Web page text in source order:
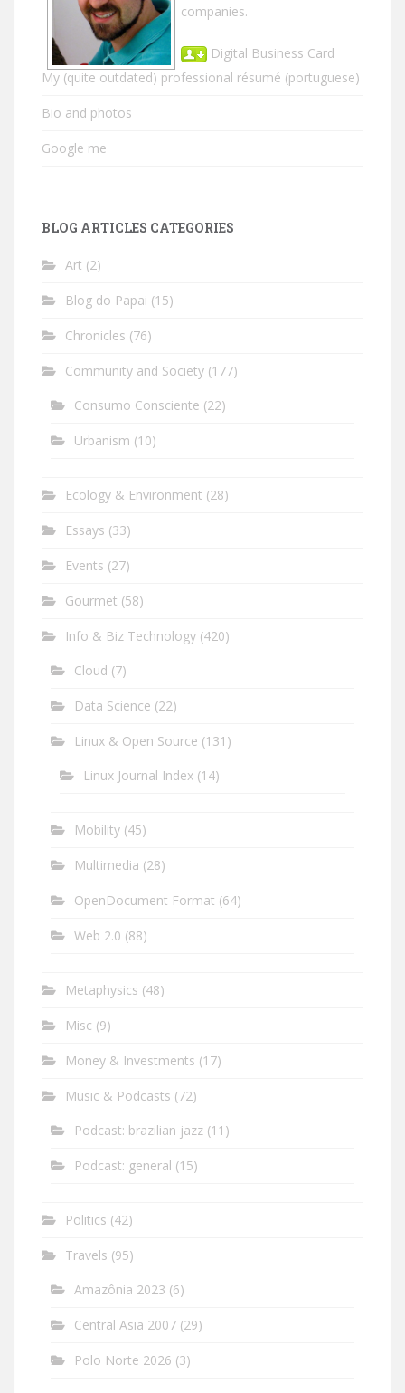
companies.
Digital Business Card
My (quite outdated) professional résumé (portuguese)
Bio and photos
Google me
BLOG ARTICLES CATEGORIES
Art (2)
Blog do Papai (15)
Chronicles (76)
Community and Society (177)
Consumo Consciente (22)
Urbanism (10)
Ecology & Environment (28)
Essays (33)
Events (27)
Gourmet (58)
Info & Biz Technology (420)
Cloud (7)
Data Science (22)
Linux & Open Source (131)
Linux Journal Index (14)
Mobility (45)
Multimedia (28)
OpenDocument Format (64)
Web 2.0 (88)
Metaphysics (48)
Misc (9)
Money & Investments (17)
Music & Podcasts (72)
Podcast: brazilian jazz (11)
Podcast: general (15)
Politics (42)
Travels (95)
Amazônia 2023 (6)
Central Asia 2007 (29)
Polo Norte 2026 (3)